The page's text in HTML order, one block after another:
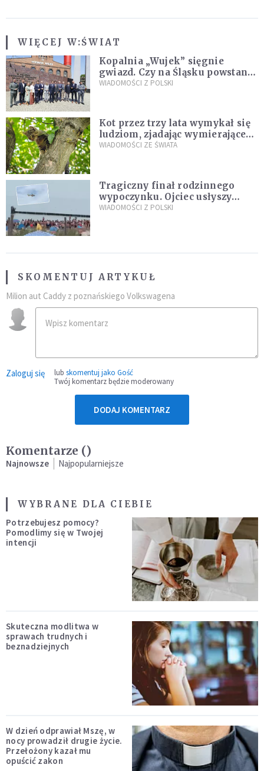
WIĘCEJ W:ŚWIAT
Kopalnia „Wujek” sięgnie
gwiazd. Czy na Śląsku powstanie
„Dolina Krzemowa”?
WIADOMOŚCI Z POLSKI
Kot przez trzy lata wymykał się
ludziom, zjadając wymierające
kaczki. W końcu popełnił
WIADOMOŚCI ZE ŚWIATA
Tragiczny finał rodzinnego
wypoczynku. Ojciec usłyszy
zarzuty
WIADOMOŚCI Z POLSKI
SKOMENTUJ ARTYKUŁ
Milion aut Caddy z poznańskiego Volkswagena
Zaloguj się lub skomentuj jako Gość
Twój komentarz będzie moderowany
DODAJ KOMENTARZ
Komentarze ()
Najnowsze Najpopularniejsze
WYBRANE DLA CIEBIE
Potrzebujesz pomocy?
Pomodlimy się w Twojej
intencji
Skuteczna modlitwa w
sprawach trudnych i
beznadziejnych
W dzień odprawiał Mszę, w
nocy prowadził drugie życie.
Przełożony kazał mu
opuścić zakon